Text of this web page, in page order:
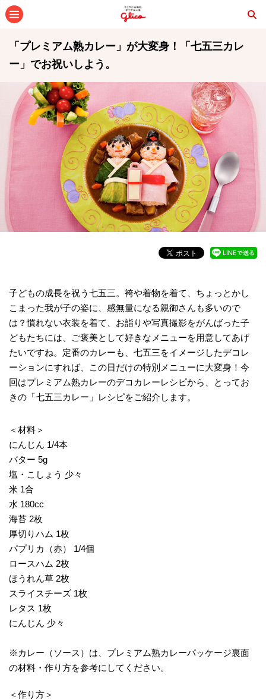
「プレミアム熟カレー」が大変身！「七五三カレ
ー」でお祝いしよう。
子どもの成長を祝う七五三。袴や着物を着て、ちょっとかし
こまった我が子の姿に、感無量になる親御さんも多いので
は？慣れない衣装を着て、お詣りや写真撮影をがんばった子
どもたちには、ご褒美として好きなメニューを用意してあげ
たいですね。定番のカレーも、七五三をイメージしたデコレ
ーションにすれば、この日だけの特別メニューに大変身！今
回はプレミアム熟カレーのデコカレーレシピから、とってお
きの「七五三カレー」レシピをご紹介します。
＜材料＞
にんじん 1/4本
バター 5g
塩・こしょう 少々
米 1合
水 180cc
海苔 2枚
厚切りハム 1枚
パプリカ（赤） 1/4個
ロースハム 2枚
ほうれん草 2枚
スライスチーズ 1枚
レタス 1枚
にんじん 少々
※カレー（ソース）は、プレミアム熟カレーパッケージ裏面
の材料・作り方を参考にしてください。
＜作り方＞